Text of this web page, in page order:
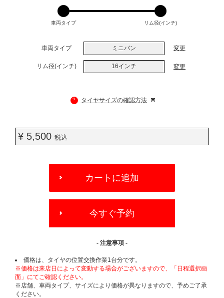
車両タイプ リム径(インチ)
車両タイプ ミニバン 変更
リム径(インチ) 16インチ 変更
? タイヤサイズの確認方法
¥ 5,500 税込
OPTIONS
カートに追加
今すぐ予約
- 注意事項 -
価格は、タイヤの位置交換作業1台分です。
※価格は来店日によって変動する場合がございますので、「日程選択画
面」にてご確認ください。
※店舗、車両タイプ、サイズにより価格が異なりますので、予めご了承
ください。